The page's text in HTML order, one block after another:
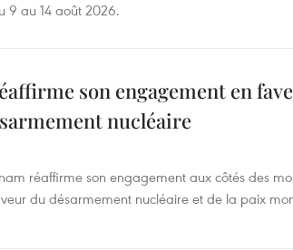
9 au 14 août 2026.
son engagement en
nucléaire
réaffirme son engagement aux côtés des
du désarmement nucléaire et de la paix